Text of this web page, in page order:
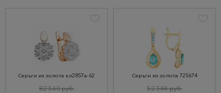
Серьги из золота кл2857а-62
82 560 руб.
Серьги из золота 725674
52 584 руб.